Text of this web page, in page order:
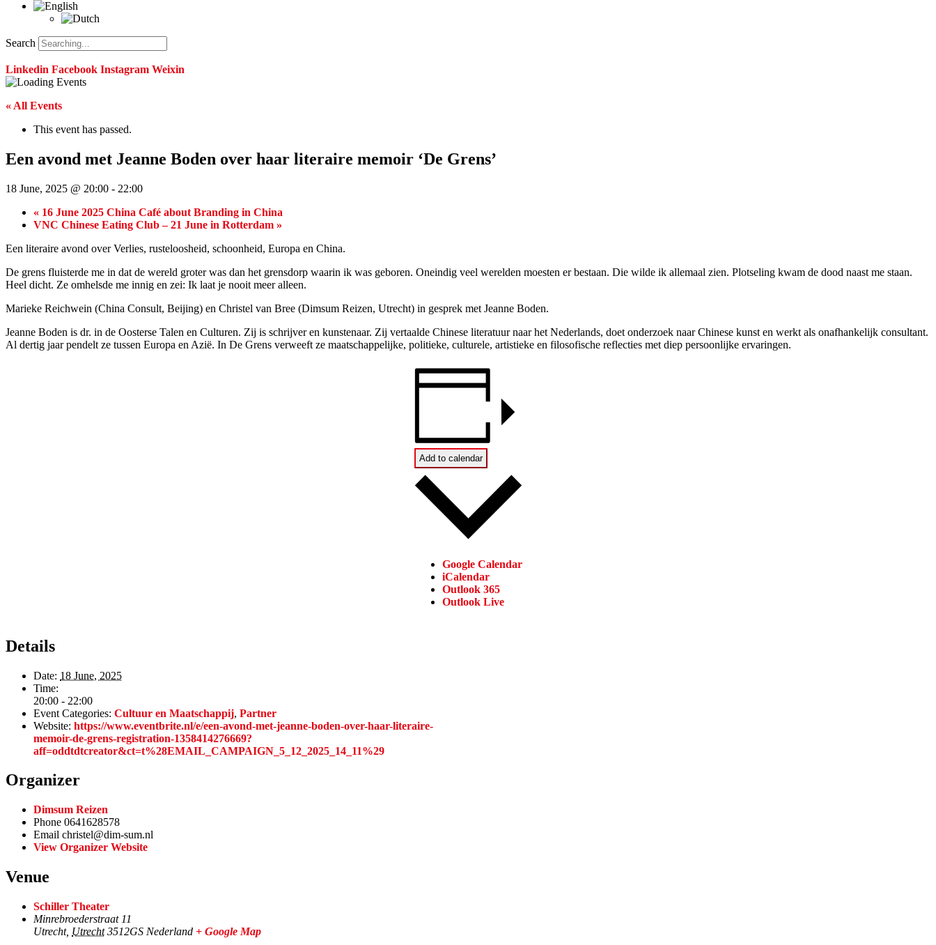
Search
Linkedin Facebook Instagram Weixin
« All Events
This event has passed.
Een avond met Jeanne Boden over haar literaire memoir ‘De Grens’
18 June, 2025 @ 20:00 - 22:00
« 16 June 2025 China Café about Branding in China
VNC Chinese Eating Club – 21 June in Rotterdam »
Een literaire avond over Verlies, rusteloosheid, schoonheid, Europa en China.
De grens fluisterde me in dat de wereld groter was dan het grensdorp waarin ik was geboren. Oneindig veel werelden moesten er bestaan. Die wilde ik allemaal zien. Plotseling kwam de dood naast me staan.
Heel dicht. Ze omhelsde me innig en zei: Ik laat je nooit meer alleen.
Marieke Reichwein (China Consult, Beijing) en Christel van Bree (Dimsum Reizen, Utrecht) in gesprek met Jeanne Boden.
Jeanne Boden is dr. in de Oosterse Talen en Culturen. Zij is schrijver en kunstenaar. Zij vertaalde Chinese literatuur naar het Nederlands, doet onderzoek naar Chinese kunst en werkt als onafhankelijk consultant.
Al dertig jaar pendelt ze tussen Europa en Azië. In De Grens verweeft ze maatschappelijke, politieke, culturele, artistieke en filosofische reflecties met diep persoonlijke ervaringen.
Add to calendar
Google Calendar
iCalendar
Outlook 365
Outlook Live
Details
Date: 18 June, 2025
Time:
20:00 - 22:00
Event Categories: Cultuur en Maatschappij, Partner
Website: https://www.eventbrite.nl/e/een-avond-met-jeanne-boden-over-haar-literaire-
memoir-de-grens-registration-1358414276669?
aff=oddtdtcreator&ct=t%28EMAIL_CAMPAIGN_5_12_2025_14_11%29
Organizer
Dimsum Reizen
Phone 0641628578
Email christel@dim-sum.nl
View Organizer Website
Venue
Schiller Theater
Minrebroederstraat 11
Utrecht, Utrecht 3512GS Nederland + Google Map